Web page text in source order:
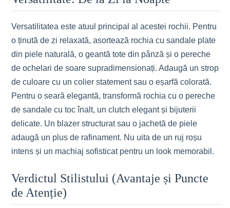
Versatilitatea este atuul principal al acestei rochii. Pentru
o ținută de zi relaxată, asortează rochia cu sandale plate
din piele naturală, o geantă tote din pânză și o pereche
de ochelari de soare supradimensionați. Adaugă un strop
de culoare cu un colier statement sau o eșarfă colorată.
Pentru o seară elegantă, transformă rochia cu o pereche
de sandale cu toc înalt, un clutch elegant și bijuterii
delicate. Un blazer structurat sau o jachetă de piele
adaugă un plus de rafinament. Nu uita de un ruj roșu
intens și un machiaj sofisticat pentru un look memorabil.
Verdictul Stilistului (Avantaje și Puncte
de Atenție)